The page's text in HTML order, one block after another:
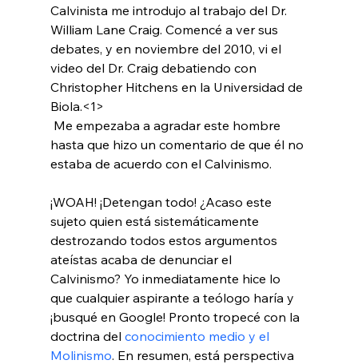
Calvinista me introdujo al trabajo del Dr.
William Lane Craig. Comencé a ver sus
debates, y en noviembre del 2010, vi el
video del Dr. Craig debatiendo con
Christopher Hitchens en la Universidad de
Biola.<1>
hasta que hizo un comentario de que él no
estaba de acuerdo con el Calvinismo.
¡WOAH! ¡Detengan todo! ¿Acaso este
sujeto quien está sistemáticamente
destrozando todos estos argumentos
ateístas acaba de denunciar el
Calvinismo? Yo inmediatamente hice lo
que cualquier aspirante a teólogo haría y
¡busqué en Google! Pronto tropecé con la
doctrina del conocimiento medio y el
Molinismo. En resumen, está perspectiva